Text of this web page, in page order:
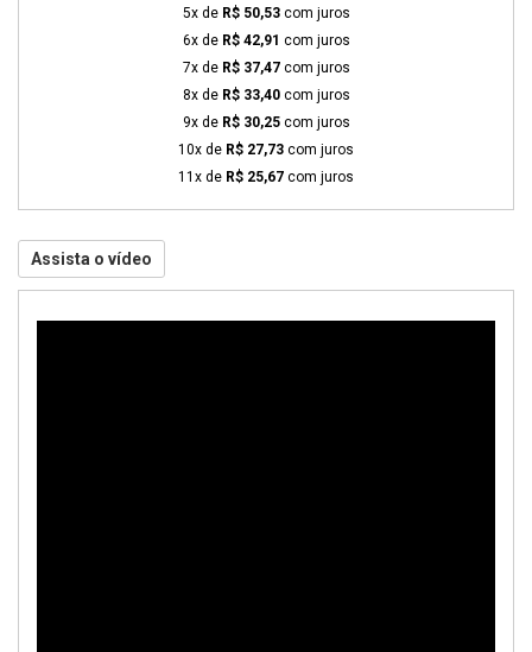
5x de R$ 50,53com juros
6x de R$ 42,91 com juros
7x de R$ 37,47com juros
8x de R$ 33,40com juros
9x de R$ 30,25com juros
10x de R$ 27,73 com juros
11x de R$ 25,67 com juros
Assista o vídeo